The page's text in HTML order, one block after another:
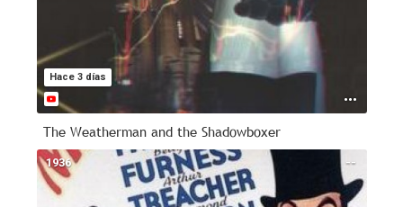
Hace 3 días
The Weatherman and the Shadowboxer
--
1936